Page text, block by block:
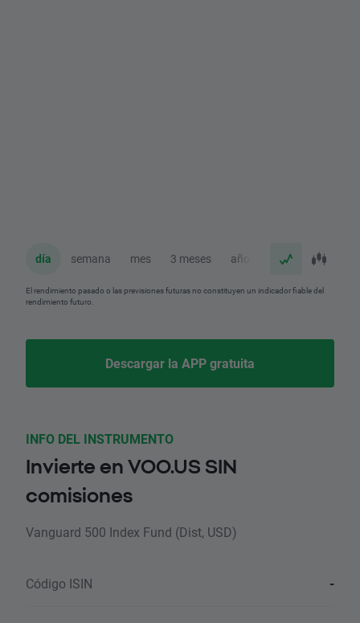
día semana mes 3 meses año
El rendimiento pasado o las previsiones futuras no constituyen un indicador fiable del
rendimiento futuro.
Descargar la APP gratuita
INFO DEL INSTRUMENTO
Invierte en VOO.US SIN
comisiones
Vanguard 500 Index Fund (Dist, USD)
Código ISIN -